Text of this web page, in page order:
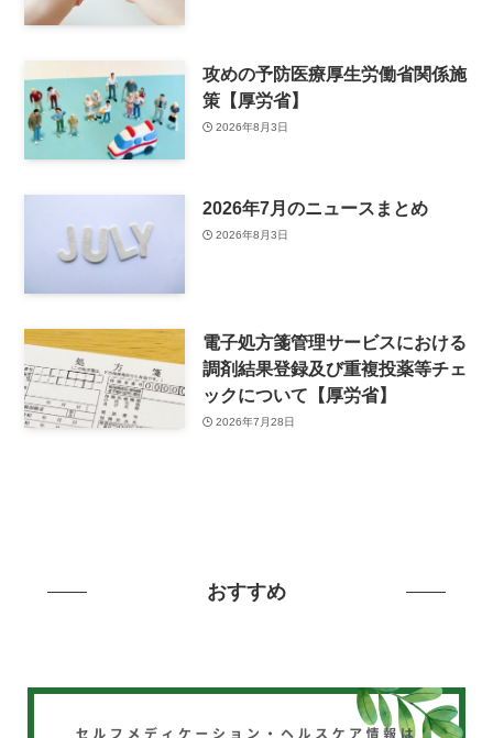
攻めの予防医療厚生労働省関係施
策【厚労省】
2026年8月3日
2026年7月のニュースまとめ
2026年8月3日
電子処方箋管理サービスにおける
調剤結果登録及び重複投薬等チェ
ックについて【厚労省】
2026年7月28日
おすすめ